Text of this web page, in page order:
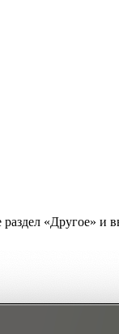
«Другое» и